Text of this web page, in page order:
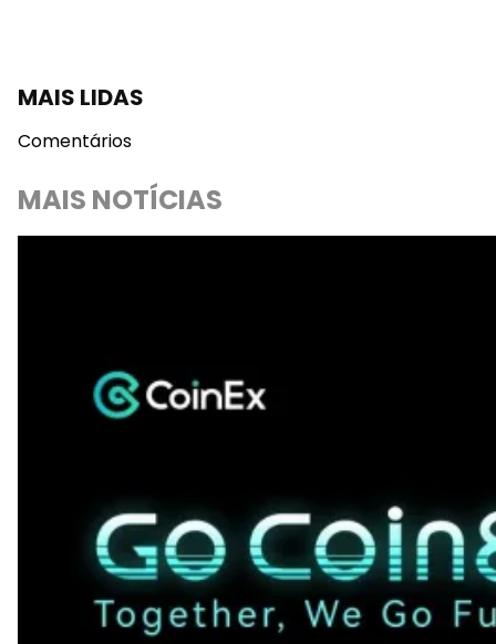
MAIS LIDAS
Comentários
MAIS NOTÍCIAS